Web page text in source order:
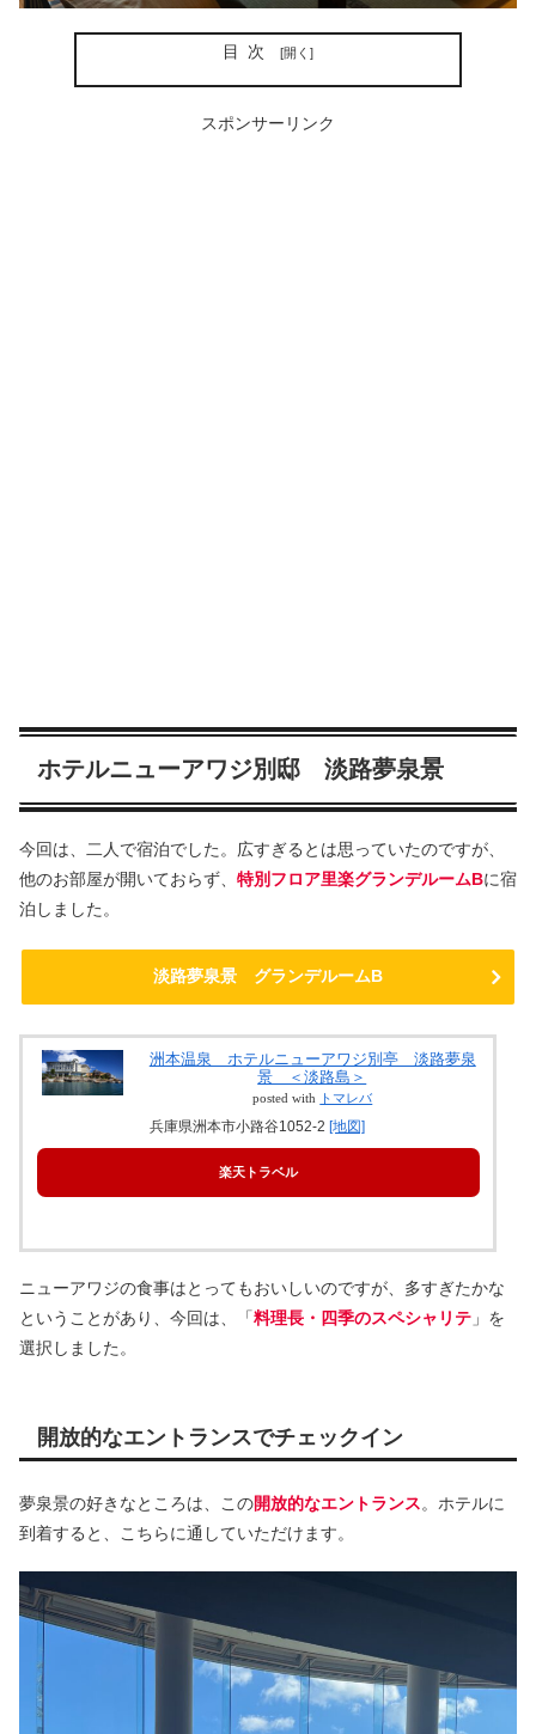
目次
スポンサーリンク
ホテルニューアワジ別邸 淡路夢泉景
今回は、二人で宿泊でした。広すぎるとは思っていたのですが、
他のお部屋が開いておらず、 特別フロア里楽グランデルームBに宿
泊しました。
淡路夢泉景 グランデルームB
洲本温泉 ホテルニューアワジ別亭 淡路夢泉
景 ＜淡路島＞
posted with トマレバ
兵庫県洲本市小路谷1052-2[地図]
楽天トラベル
ニューアワジの食事はとってもおいしいのですが、多すぎたかな
ということがあり、今回は、「料理長・四季のスペシャリテ 」を
選択しました。
開放的なエントランスでチェックイン
夢泉景の好きなところは、この開放的なエントランス。ホテルに
到着すると、こちらに通していただけます。